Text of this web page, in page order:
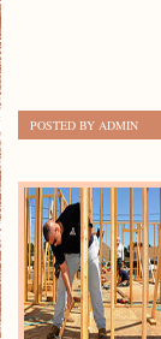
POSTED BY ADMIN